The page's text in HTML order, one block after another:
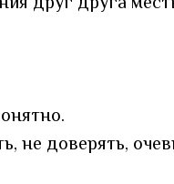
не доверять,